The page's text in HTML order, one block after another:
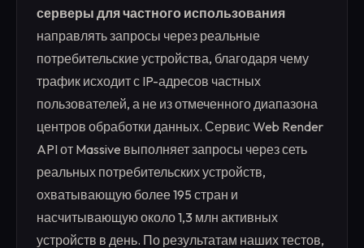
серверы для частного использования
направлять запросы через реальные
потребительские устройства, благодаря чему
трафик исходит с IP-адресов частных
пользователей, а не из отмеченного диапазона
центров обработки данных. Сервис Web Render
API от Massive выполняет запросы через сеть
реальных потребительских устройств,
охватывающую более 195 стран и
насчитывающую около 1,3 млн активных
устройств в день. По результатам наших тестов,